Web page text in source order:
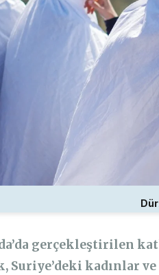
gerçekleştirilen
Suriye’deki kadınlar